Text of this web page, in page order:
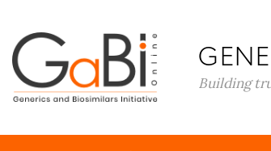
Building